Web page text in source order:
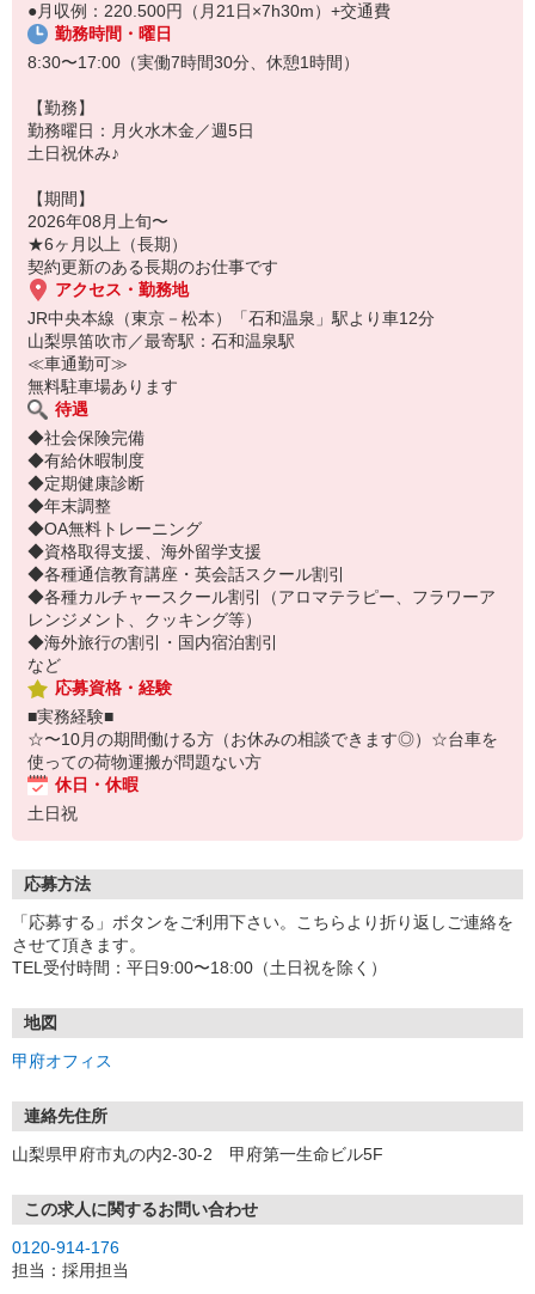
●月収例：220.500円（月21日×7h30m）+交通費
勤務時間・曜日
8:30〜17:00（実働7時間30分、休憩1時間）
【勤務】
勤務曜日：月火水木金／週5日
土日祝休み♪
【期間】
2026年08月上旬〜
★6ヶ月以上（長期）
契約更新のある長期のお仕事です
アクセス・勤務地
JR中央本線（東京－松本）「石和温泉」駅より車12分
山梨県笛吹市／最寄駅：石和温泉駅
≪車通勤可≫
無料駐車場あります
待遇
◆社会保険完備
◆有給休暇制度
◆定期健康診断
◆年末調整
◆OA無料トレーニング
◆資格取得支援、海外留学支援
◆各種通信教育講座・英会話スクール割引
◆各種カルチャースクール割引（アロマテラピー、フラワーア
レンジメント、クッキング等）
◆海外旅行の割引・国内宿泊割引
など
応募資格・経験
■実務経験■
☆〜10月の期間働ける方（お休みの相談できます◎）☆台車を
使っての荷物運搬が問題ない方
休日・休暇
土日祝
応募方法
「応募する」ボタンをご利用下さい。こちらより折り返しご連絡を
させて頂きます。
TEL受付時間：平日9:00〜18:00（土日祝を除く）
地図
甲府オフィス
連絡先住所
山梨県甲府市丸の内2-30-2 甲府第一生命ビル5F
この求人に関するお問い合わせ
0120-914-176
担当：採用担当